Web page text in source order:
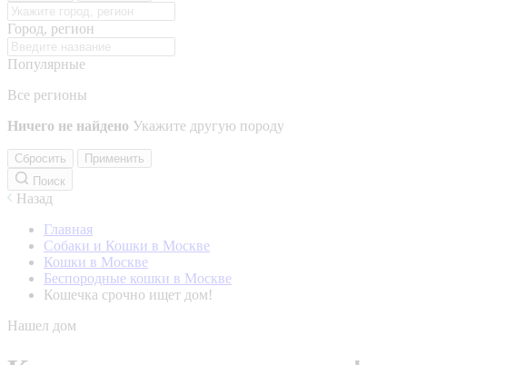
Город, регион
Популярные
Все регионы
Ничего не найдено Укажите другую породу
Сбросить
Применить
Поиск
Назад
Главная
Собаки и Кошки в Москве
Кошки в Москве
Беспородные кошки в Москве
Кошечка срочно ищет дом!
Нашел дом